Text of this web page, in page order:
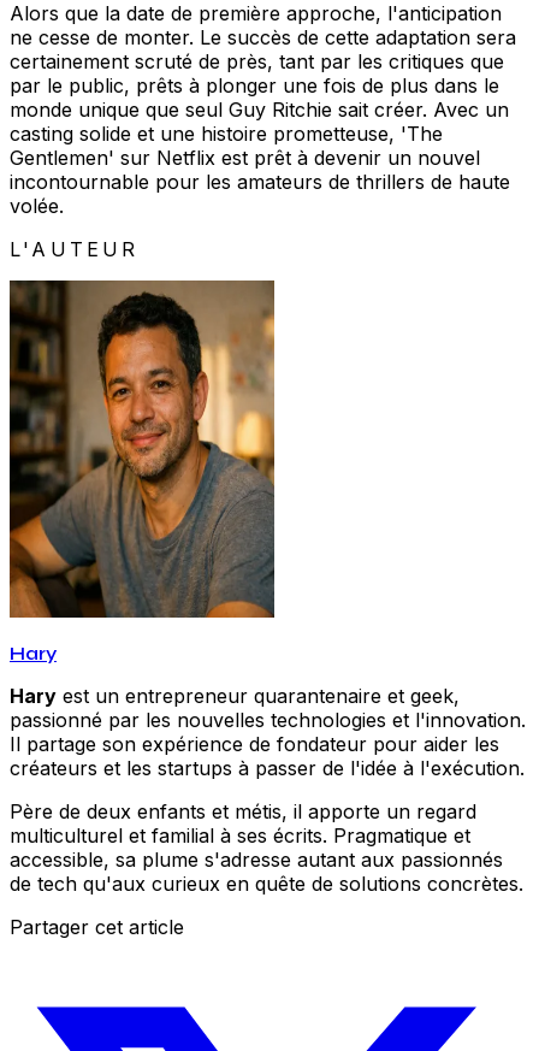
Alors que la date de première approche, l'anticipation
ne cesse de monter. Le succès de cette adaptation sera
certainement scruté de près, tant par les critiques que
par le public, prêts à plonger une fois de plus dans le
monde unique que seul Guy Ritchie sait créer. Avec un
casting solide et une histoire prometteuse, 'The
Gentlemen' sur Netflix est prêt à devenir un nouvel
incontournable pour les amateurs de thrillers de haute
volée.
L'AUTEUR
Hary
Hary est un entrepreneur quarantenaire et geek,
passionné par les nouvelles technologies et l'innovation.
Il partage son expérience de fondateur pour aider les
créateurs et les startups à passer de l'idée à l'exécution.
Père de deux enfants et métis, il apporte un regard
multiculturel et familial à ses écrits. Pragmatique et
accessible, sa plume s'adresse autant aux passionnés
de tech qu'aux curieux en quête de solutions concrètes.
Partager cet article